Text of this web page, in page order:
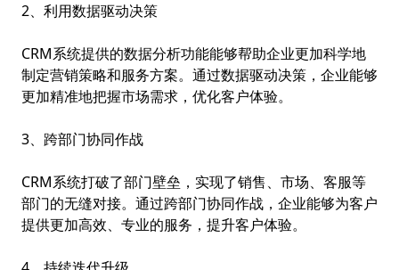
2、利用数据驱动决策
CRM系统提供的数据分析功能能够帮助企业更加科学地
制定营销策略和服务方案。通过数据驱动决策，企业能够
更加精准地把握市场需求，优化客户体验。
3、跨部门协同作战
CRM系统打破了部门壁垒，实现了销售、市场、客服等
部门的无缝对接。通过跨部门协同作战，企业能够为客户
提供更加高效、专业的服务，提升客户体验。